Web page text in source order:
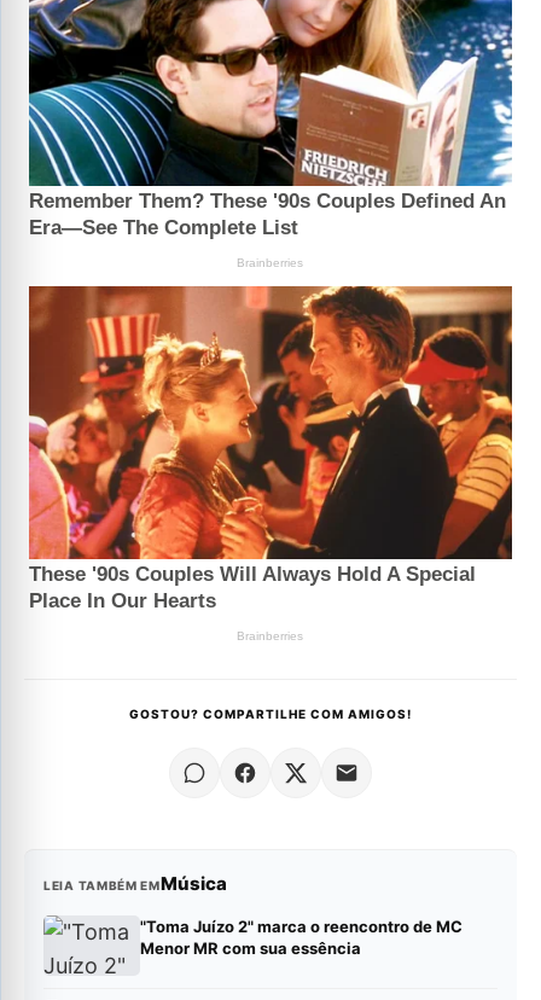
GOSTOU? COMPARTILHE COM AMIGOS!
LEIA TAMBÉM EMMúsica
"Toma Juízo 2" marca o reencontro de MC
Menor MR com sua essência